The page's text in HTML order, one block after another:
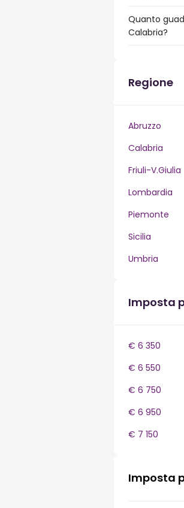
Quanto
Calabria?
Regione
Abruzzo
Calabria
Friuli-V.Giulia
Lombardia
Piemonte
Sicilia
Umbria
Imposta
€ 6 350
€ 6 550
€ 6 750
€ 6 950
€ 7 150
Imposta